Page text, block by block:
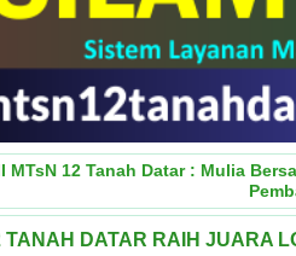
12 Tanah Datar : Mulia
DATAR RAIH JUARA